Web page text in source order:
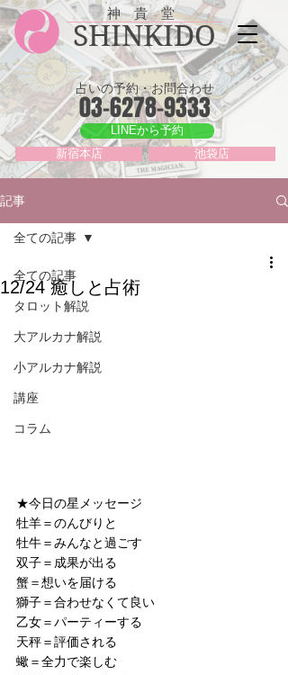
神 貴 堂
SHINKIDO
占いの予約・お問合わせ
03-6278-9333
LINEから予約
新宿本店 池袋店
記事
全ての記事
タロット解説
大アルカナ解説
小アルカナ解説
講座
コラム
全ての記事
12/24 癒しと占術
★今日の星メッセージ
牡羊＝のんびりと
牡牛＝みんなと過ごす
双子＝成果が出る
蟹＝想いを届ける
獅子＝合わせなくて良い
乙女＝パーティーする
天秤＝評価される
蠍＝全力で楽しむ